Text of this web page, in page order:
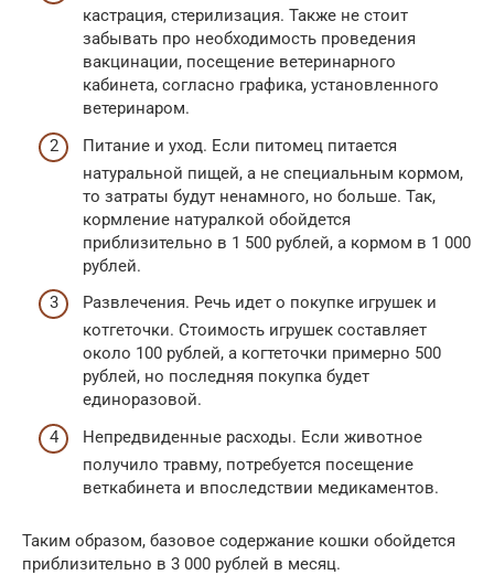
кастрация, стерилизация. Также не стоит
забывать про необходимость проведения
вакцинации, посещение ветеринарного
кабинета, согласно графика, установленного
ветеринаром.
Питание и уход. Если питомец питается
натуральной пищей, а не специальным кормом,
то затраты будут ненамного, но больше. Так,
кормление натуралкой обойдется
приблизительно в 1 500 рублей, а кормом в 1 000
рублей.
Развлечения. Речь идет о покупке игрушек и
котгеточки. Стоимость игрушек составляет
около 100 рублей, а когтеточки примерно 500
рублей, но последняя покупка будет
единоразовой.
Непредвиденные расходы. Если животное
получило травму, потребуется посещение
веткабинета и впоследствии медикаментов.
Таким образом, базовое содержание кошки обойдется
приблизительно в 3 000 рублей в месяц.